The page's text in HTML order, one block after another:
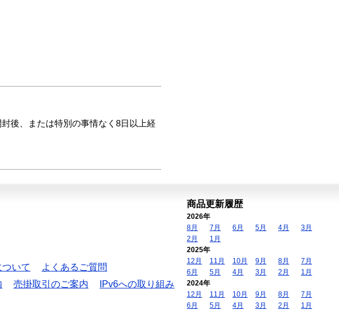
後、または特別の事情なく8日以上経
いて
よくあるご質問
売掛取引のご案内
IPv6への取り組み
商品更新履歴
2026年
8月
7月 6月 5月 4月
3月
2月
1月
2025年
12月
11月 10月 9月 8月
7月
6月
5月 4月 3月 2月
1月
2024年
12月
11月 10月 9月 8月
7月
6月
5月 4月 3月 2月
1月